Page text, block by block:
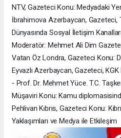
NTV, Gazeteci Konu: Medyadaki
İbrahimova Azerbaycan,
Dünyasında Sosyal İletişim
Moderatör: Mehmet Ali Dim
Vatan Öz Londra, Gazeteci Konu:
Eyvazlı Azerbaycan, Gazeteci,
- Prof. Dr. Mehmet Yüce. T.C.
Müşaviri Konu: Kamu
Pehlivan Kıbrıs, Gazeteci Konu:
Yaklaşımları ve Medya ile Etkileşim